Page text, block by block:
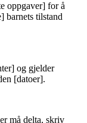
oppgaver] for å
barnets tilstand
og gjelder
[datoer].
må delta, skriv